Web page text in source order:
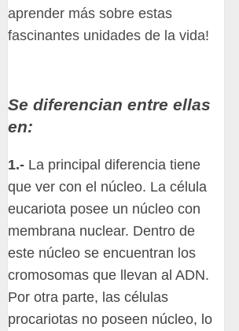
aprender más sobre estas
fascinantes unidades de la vida!
Se diferencian entre ellas
en:
1.- La principal diferencia tiene
que ver con el núcleo. La célula
eucariota posee un núcleo con
membrana nuclear. Dentro de
este núcleo se encuentran los
cromosomas que llevan al ADN.
Por otra parte, las células
procariotas no poseen núcleo, lo